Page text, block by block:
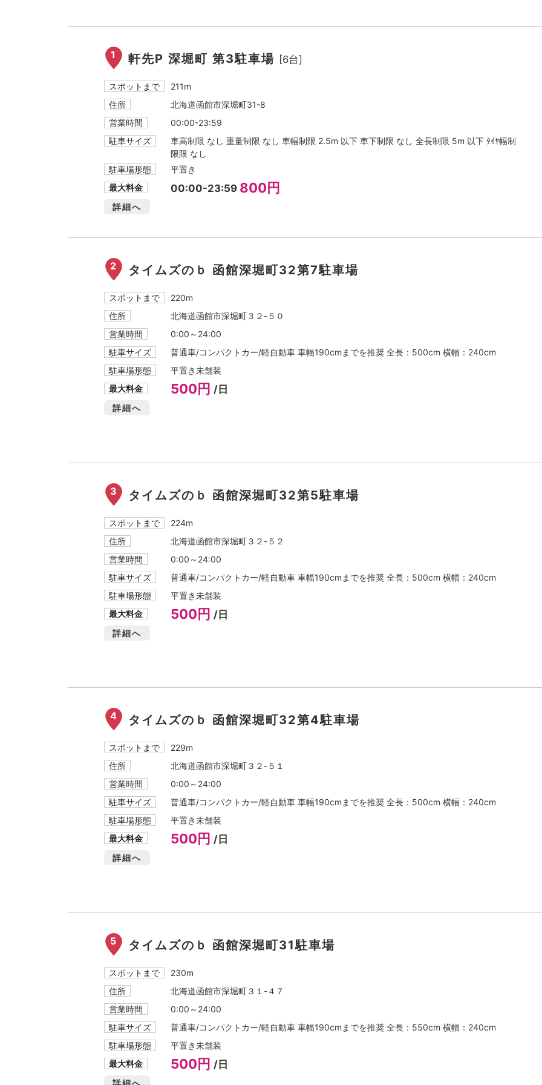
1 軒先P 深堀町 第3駐車場 [6台]
スポットまで
211m
住所
北海道函館市深堀町31-8
営業時間
00:00-23:59
駐車サイズ
車高制限 なし 重量制限 なし 車幅制限 2.5m 以下 車下制限 なし 全長制限 5m 以下 ﾀｲﾔ幅制
限限 なし
駐車場形態
平置き
最大料金
00:00-23:59 800円
詳細へ
2 タイムズのｂ 函館深堀町32第7駐車場
スポットまで
220m
住所
北海道函館市深堀町３２-５０
営業時間
0:00～24:00
駐車サイズ
普通車/コンパクトカー/軽自動車 車幅190cmまでを推奨 全長：500cm 横幅：240cm
駐車場形態
平置き未舗装
最大料金
500円 /日
詳細へ
3 タイムズのｂ 函館深堀町32第5駐車場
スポットまで
224m
住所
北海道函館市深堀町３２-５２
営業時間
0:00～24:00
駐車サイズ
普通車/コンパクトカー/軽自動車 車幅190cmまでを推奨 全長：500cm 横幅：240cm
駐車場形態
平置き未舗装
最大料金
500円 /日
詳細へ
4 タイムズのｂ 函館深堀町32第4駐車場
スポットまで
229m
住所
北海道函館市深堀町３２-５１
営業時間
0:00～24:00
駐車サイズ
普通車/コンパクトカー/軽自動車 車幅190cmまでを推奨 全長：500cm 横幅：240cm
駐車場形態
平置き未舗装
最大料金
500円 /日
詳細へ
5 タイムズのｂ 函館深堀町31駐車場
スポットまで
230m
住所
北海道函館市深堀町３１-４７
営業時間
0:00～24:00
駐車サイズ
普通車/コンパクトカー/軽自動車 車幅190cmまでを推奨 全長：550cm 横幅：240cm
駐車場形態
平置き未舗装
最大料金
500円 /日
詳細へ